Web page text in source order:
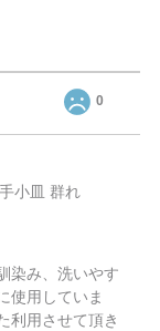
0
小皿 群れ
染み、洗いやす
使用していま
利用させて頂き